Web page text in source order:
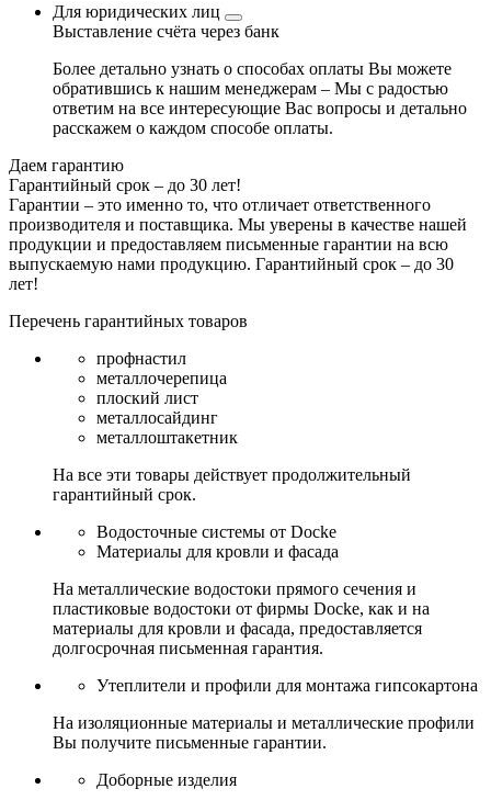
Для юридических лиц
Выставление счёта через банк
Более детально узнать о способах оплаты Вы можете
обратившись к нашим менеджерам – Мы с радостью
ответим на все интересующие Вас вопросы и детально
расскажем о каждом способе оплаты.
Даем гарантию
Гарантийный срок – до 30 лет!
Гарантии – это именно то, что отличает ответственного
производителя и поставщика. Мы уверены в качестве нашей
продукции и предоставляем письменные гарантии на всю
выпускаемую нами продукцию. Гарантийный срок – до 30
лет!
Перечень гарантийных товаров
профнастил
металлочерепица
плоский лист
металлосайдинг
металлоштакетник
На все эти товары действует продолжительный
гарантийный срок.
Водосточные системы от Docke
Материалы для кровли и фасада
На металлические водостоки прямого сечения и
пластиковые водостоки от фирмы Docke, как и на
материалы для кровли и фасада, предоставляется
долгосрочная письменная гарантия.
Утеплители и профили для монтажа гипсокартона
На изоляционные материалы и металлические профили
Вы получите письменные гарантии.
Доборные изделия